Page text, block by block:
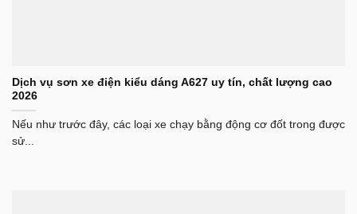
Dịch vụ sơn xe điện kiểu dáng A627 uy tín, chất lượng cao
2026
Nếu như trước đây, các loại xe chạy bằng động cơ đốt trong được
sử...